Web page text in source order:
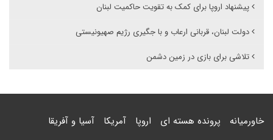
پیشنهاد اروپا برای کمک به تقویت حاکمیت لبنان
دولت لبنان، قربانی ارعاب و با جگیری رژیم صهیونیستی
تلاشی برای بازی در زمین دشمن
خاورمیانه پرونده هسته ای اروپا آمریکا آسیا و آفریقا